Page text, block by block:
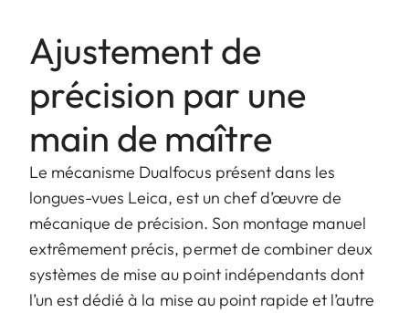
Ajustement de
précision par une
main de maître
Le mécanisme Dualfocus présent dans les
longues-vues Leica, est un chef d’œuvre de
mécanique de précision. Son montage manuel
extrêmement précis, permet de combiner deux
systèmes de mise au point indépendants dont
l’un est dédié à la mise au point rapide et l’autre